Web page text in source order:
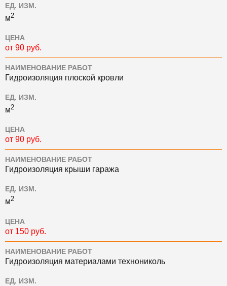
ЕД. ИЗМ.
м2
ЦЕНА
от 90 руб.
НАИМЕНОВАНИЕ РАБОТ
Гидроизоляция плоской кровли
ЕД. ИЗМ.
м2
ЦЕНА
от 90 руб.
НАИМЕНОВАНИЕ РАБОТ
Гидроизоляция крыши гаража
ЕД. ИЗМ.
м2
ЦЕНА
от 150 руб.
НАИМЕНОВАНИЕ РАБОТ
Гидроизоляция материалами технониколь
ЕД. ИЗМ.